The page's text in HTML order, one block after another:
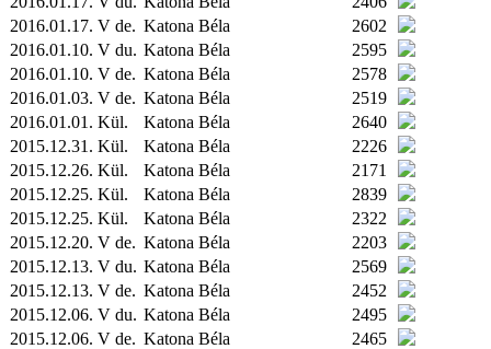
2016.01.17. V de. Katona Béla
2602
2016.01.10. V du. Katona Béla
2595
2016.01.10. V de. Katona Béla
2578
2016.01.03. V de. Katona Béla
2519
2016.01.01. Kül. Katona Béla
2640
2015.12.31. Kül. Katona Béla
2226
2015.12.26. Kül. Katona Béla
2171
2015.12.25. Kül. Katona Béla
2839
2015.12.25. Kül. Katona Béla
2322
2015.12.20. V de. Katona Béla
2203
2015.12.13. V du. Katona Béla
2569
2015.12.13. V de. Katona Béla
2452
2015.12.06. V du. Katona Béla
2495
2015.12.06. V de. Katona Béla
2465